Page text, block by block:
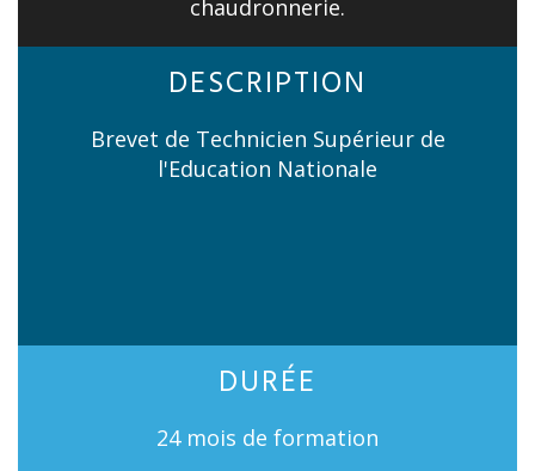
chaudronnerie.
DESCRIPTION
Brevet de Technicien Supérieur de
l'Education Nationale
DURÉE
24 mois de formation